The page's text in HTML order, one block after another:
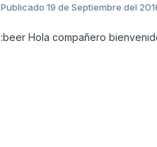
Publicado 19 de Septiembre del
:beer Hola compañero